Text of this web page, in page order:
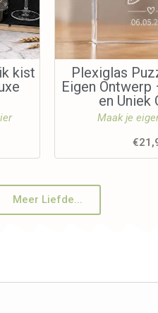
kist
Plexiglas
Eigen
en Uniek
Maak je
€
Meer Liefde...